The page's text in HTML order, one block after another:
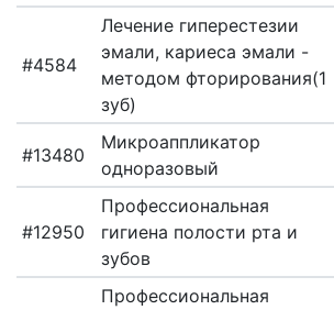
РЕПРОДУКТОЛОГИЯ
ЭНДОКРИНОЛОГИЯ
#4584
Лечение гиперестезии
эмали, кариеса эмали -
методом фторирования(1
зуб)
#13480
Микроаппликатор
одноразовый
#12950
Профессиональная
гигиена полости рта и
зубов
Профессиональная